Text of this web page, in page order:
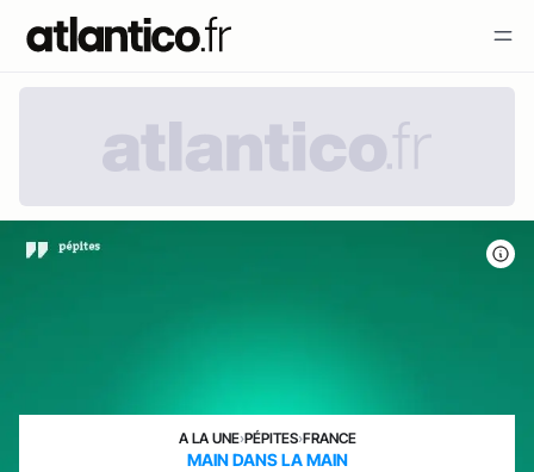
A LA UNE›PÉPITES›FRANCE
MAIN DANS LA MAIN